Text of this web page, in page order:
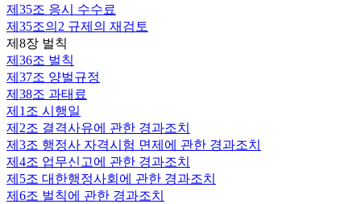
제35조 응시 수수료
제35조의2 규제의 재검토
제8장 벌칙
제36조 벌칙
제37조 양벌규정
제38조 과태료
제1조 시행일
제2조 결격사유에 관한 경과조치
제3조 행정사 자격시험 면제에 관한 경과조치
제4조 업무신고에 관한 경과조치
제5조 대한행정사회에 관한 경과조치
제6조 벌칙에 관한 경과조치